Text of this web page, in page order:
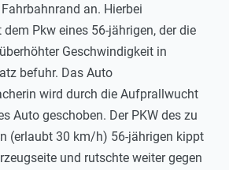
an. Hierbei
Pkw eines 56-jährigen, der die
Geschwindigkeit in
befuhr. Das Auto
wird durch die Aufprallwucht
Auto geschoben. Der PKW des zu
(erlaubt 30 km/h) 56-jährigen kippt
und rutschte weiter gegen